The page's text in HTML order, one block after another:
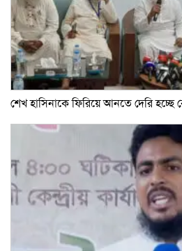
শেখ হাসিনাকে ফিরিয়ে আনতে দেরি হচ্ছে